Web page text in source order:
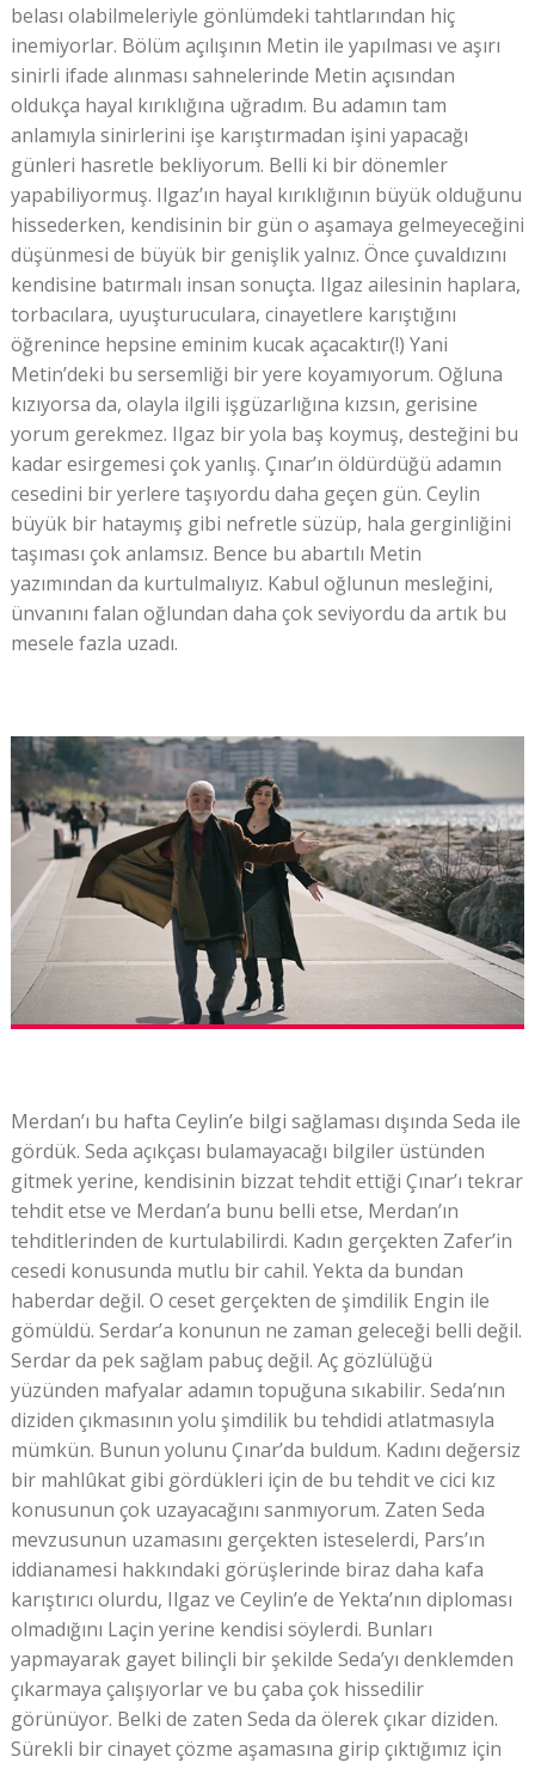
belası olabilmeleriyle gönlümdeki tahtlarından hiç
inemiyorlar. Bölüm açılışının Metin ile yapılması ve aşırı
sinirli ifade alınması sahnelerinde Metin açısından
oldukça hayal kırıklığına uğradım. Bu adamın tam
anlamıyla sinirlerini işe karıştırmadan işini yapacağı
günleri hasretle bekliyorum. Belli ki bir dönemler
yapabiliyormuş. Ilgaz’ın hayal kırıklığının büyük olduğunu
hissederken, kendisinin bir gün o aşamaya gelmeyeceğini
düşünmesi de büyük bir genişlik yalnız. Önce çuvaldızını
kendisine batırmalı insan sonuçta. Ilgaz ailesinin haplara,
torbacılara, uyuşturuculara, cinayetlere karıştığını
öğrenince hepsine eminim kucak açacaktır(!) Yani
Metin’deki bu sersemliği bir yere koyamıyorum. Oğluna
kızıyorsa da, olayla ilgili işgüzarlığına kızsın, gerisine
yorum gerekmez. Ilgaz bir yola baş koymuş, desteğini bu
kadar esirgemesi çok yanlış. Çınar’ın öldürdüğü adamın
cesedini bir yerlere taşıyordu daha geçen gün. Ceylin
büyük bir hataymış gibi nefretle süzüp, hala gerginliğini
taşıması çok anlamsız. Bence bu abartılı Metin
yazımından da kurtulmalıyız. Kabul oğlunun mesleğini,
ünvanını falan oğlundan daha çok seviyordu da artık bu
mesele fazla uzadı.
Merdan’ı bu hafta Ceylin’e bilgi sağlaması dışında Seda ile
gördük. Seda açıkçası bulamayacağı bilgiler üstünden
gitmek yerine, kendisinin bizzat tehdit ettiği Çınar’ı tekrar
tehdit etse ve Merdan’a bunu belli etse, Merdan’ın
tehditlerinden de kurtulabilirdi. Kadın gerçekten Zafer’in
cesedi konusunda mutlu bir cahil. Yekta da bundan
haberdar değil. O ceset gerçekten de şimdilik Engin ile
gömüldü. Serdar’a konunun ne zaman geleceği belli değil.
Serdar da pek sağlam pabuç değil. Aç gözlülüğü
yüzünden mafyalar adamın topuğuna sıkabilir. Seda’nın
diziden çıkmasının yolu şimdilik bu tehdidi atlatmasıyla
mümkün. Bunun yolunu Çınar’da buldum. Kadını değersiz
bir mahlûkat gibi gördükleri için de bu tehdit ve cici kız
konusunun çok uzayacağını sanmıyorum. Zaten Seda
mevzusunun uzamasını gerçekten isteselerdi, Pars’ın
iddianamesi hakkındaki görüşlerinde biraz daha kafa
karıştırıcı olurdu, Ilgaz ve Ceylin’e de Yekta’nın diploması
olmadığını Laçin yerine kendisi söylerdi. Bunları
yapmayarak gayet bilinçli bir şekilde Seda’yı denklemden
çıkarmaya çalışıyorlar ve bu çaba çok hissedilir
görünüyor. Belki de zaten Seda da ölerek çıkar diziden.
Sürekli bir cinayet çözme aşamasına girip çıktığımız için